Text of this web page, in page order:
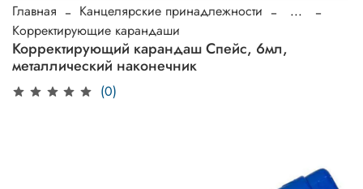
Главная Канцелярские принадлежности
...
Корректирующие карандаши
Корректирующий карандаш Спейс, 6мл,
металлический наконечник
(0)